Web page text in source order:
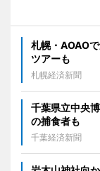
札幌・AOAO
ツアーも
札幌経済新聞
千葉県立中央
の捕食者も
千葉経済新聞